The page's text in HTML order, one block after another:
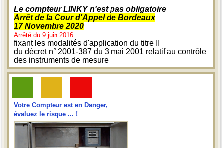
Le compteur LINKY n'est pas obligatoire
Arrêt de la Cour d'Appel de Bordeaux
17 Novembre 2020
Arrêté du 9 juin 2016
fixant les modalités d'application du titre II
du décret n° 2001-387 du 3 mai 2001 relatif au contrôle
des instruments de mesure
Votre Compteur est en Danger,
évaluez le risque ... !